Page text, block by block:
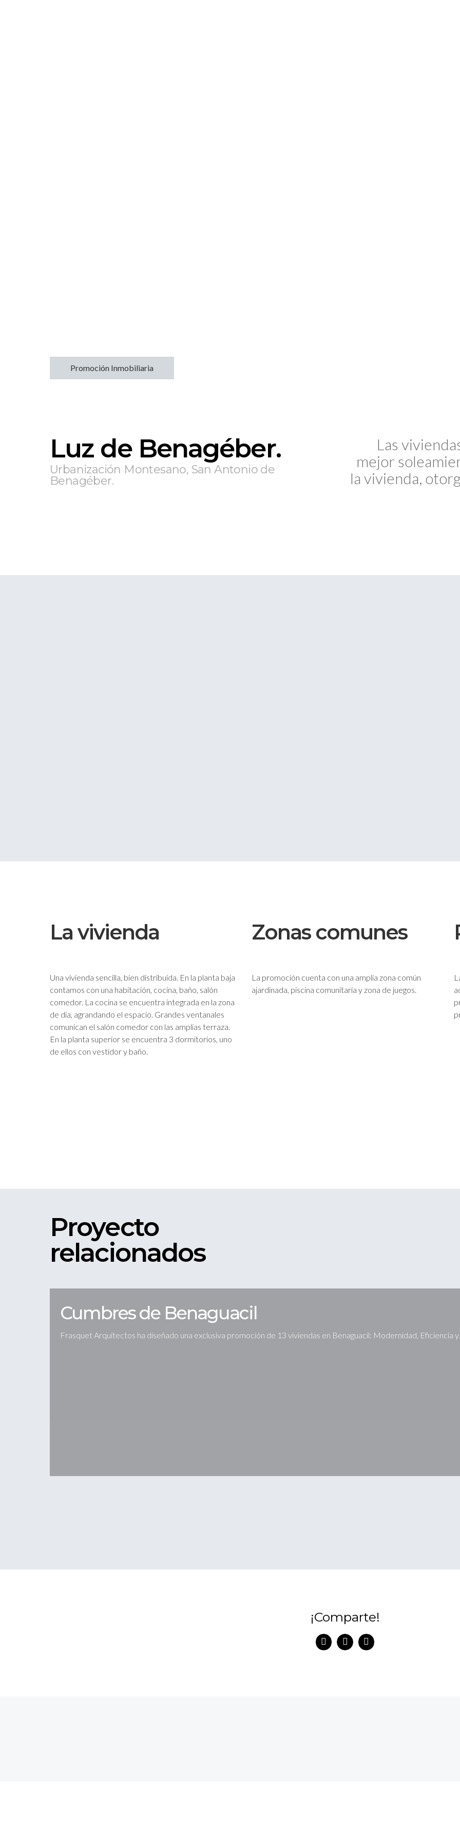
Promoción Inmobiliaria
Luz de Benagéber.
Urbanización Montesano, San Antonio de
Benagéber.
Las
mejor
la vivienda,
La vivienda
Una vivienda sencilla, bien distribuida. En la planta baja
contamos con una habitación, cocina, baño, salón
comedor. La cocina se encuentra integrada en la zona
de dia, agrandando el espacio. Grandes ventanales
comunican el salón comedor con las amplias terraza.
En la planta superior se encuentra 3 dormitorios, uno
de ellos con vestidor y baño.
Zonas comunes
La promoción cuenta con una amplia zona común
ajardinada, piscina comunitaria y zona de juegos.
Proyecto
relacionados
Cumbres de Benaguacil
Frasquet Arquitectos ha diseñado una exclusiva promoción de 13 viviendas en Benaguacil: Modernidad, Eficiencia
¡Comparte!